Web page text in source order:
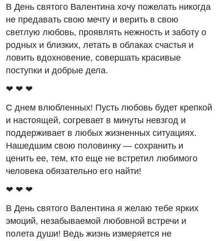
В День святого Валентина хочу пожелать никогда
не предавать свою мечту и верить в свою
светлую любовь, проявлять нежность и заботу о
родных и близких, летать в облаках счастья и
ловить вдохновение, совершать красивые
поступки и добрые дела.
❤ ❤ ❤
С днем влюбленных! Пусть любовь будет крепкой
и настоящей, согревает в минуты невзгод и
поддерживает в любых жизненных ситуациях.
Нашедшим свою половинку ― сохранить и
ценить ее, тем, кто еще не встретил любимого
человека обязательно его найти!
❤ ❤ ❤
В День святого Валентина я желаю тебе ярких
эмоций, незабываемой любовной встречи и
полета души! Ведь жизнь измеряется не